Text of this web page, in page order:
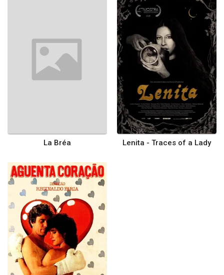
La Bréa Lenita - Traces of a Lady